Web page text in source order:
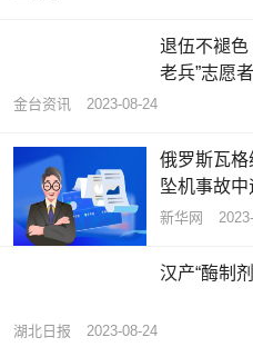
退伍不褪色
老兵”志愿
金台资讯 2023-08-24
俄罗斯瓦
坠机事故中
新华网
汉产“酶制
湖北日报 2023-08-24